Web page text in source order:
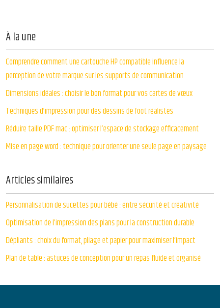
À la une
Comprendre comment une cartouche HP compatible influence la
perception de votre marque sur les supports de communication
Dimensions idéales : choisir le bon format pour vos cartes de vœux
Techniques d’impression pour des dessins de foot réalistes
Réduire taille PDF mac : optimiser l’espace de stockage efficacement
Mise en page word : technique pour orienter une seule page en paysage
Articles similaires
Personnalisation de sucettes pour bébé : entre sécurité et créativité
Optimisation de l’impression des plans pour la construction durable
Dépliants : choix du format, pliage et papier pour maximiser l’impact
Plan de table : astuces de conception pour un repas fluide et organisé